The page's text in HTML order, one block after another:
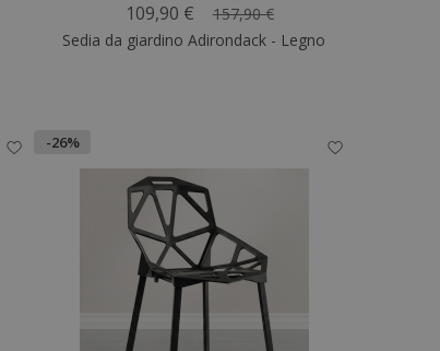
109,90 €
157,90 €
Sedia da giardino Adirondack - Legno
-26%